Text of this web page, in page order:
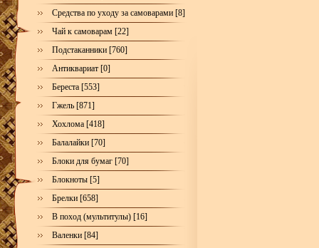
Средства по уходу за самоварами [8]
Чай к самоварам [22]
Подстаканники [760]
Антиквариат [0]
Береста [553]
Гжель [871]
Хохлома [418]
Балалайки [70]
Блоки для бумаг [70]
Блокноты [5]
Брелки [658]
В поход (мультитулы) [16]
Валенки [84]